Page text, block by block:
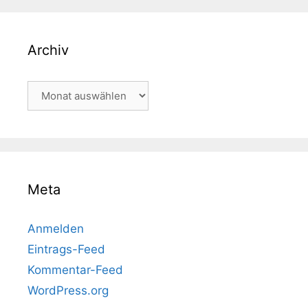
Archiv
Meta
Anmelden
Eintrags-Feed
Kommentar-Feed
WordPress.org